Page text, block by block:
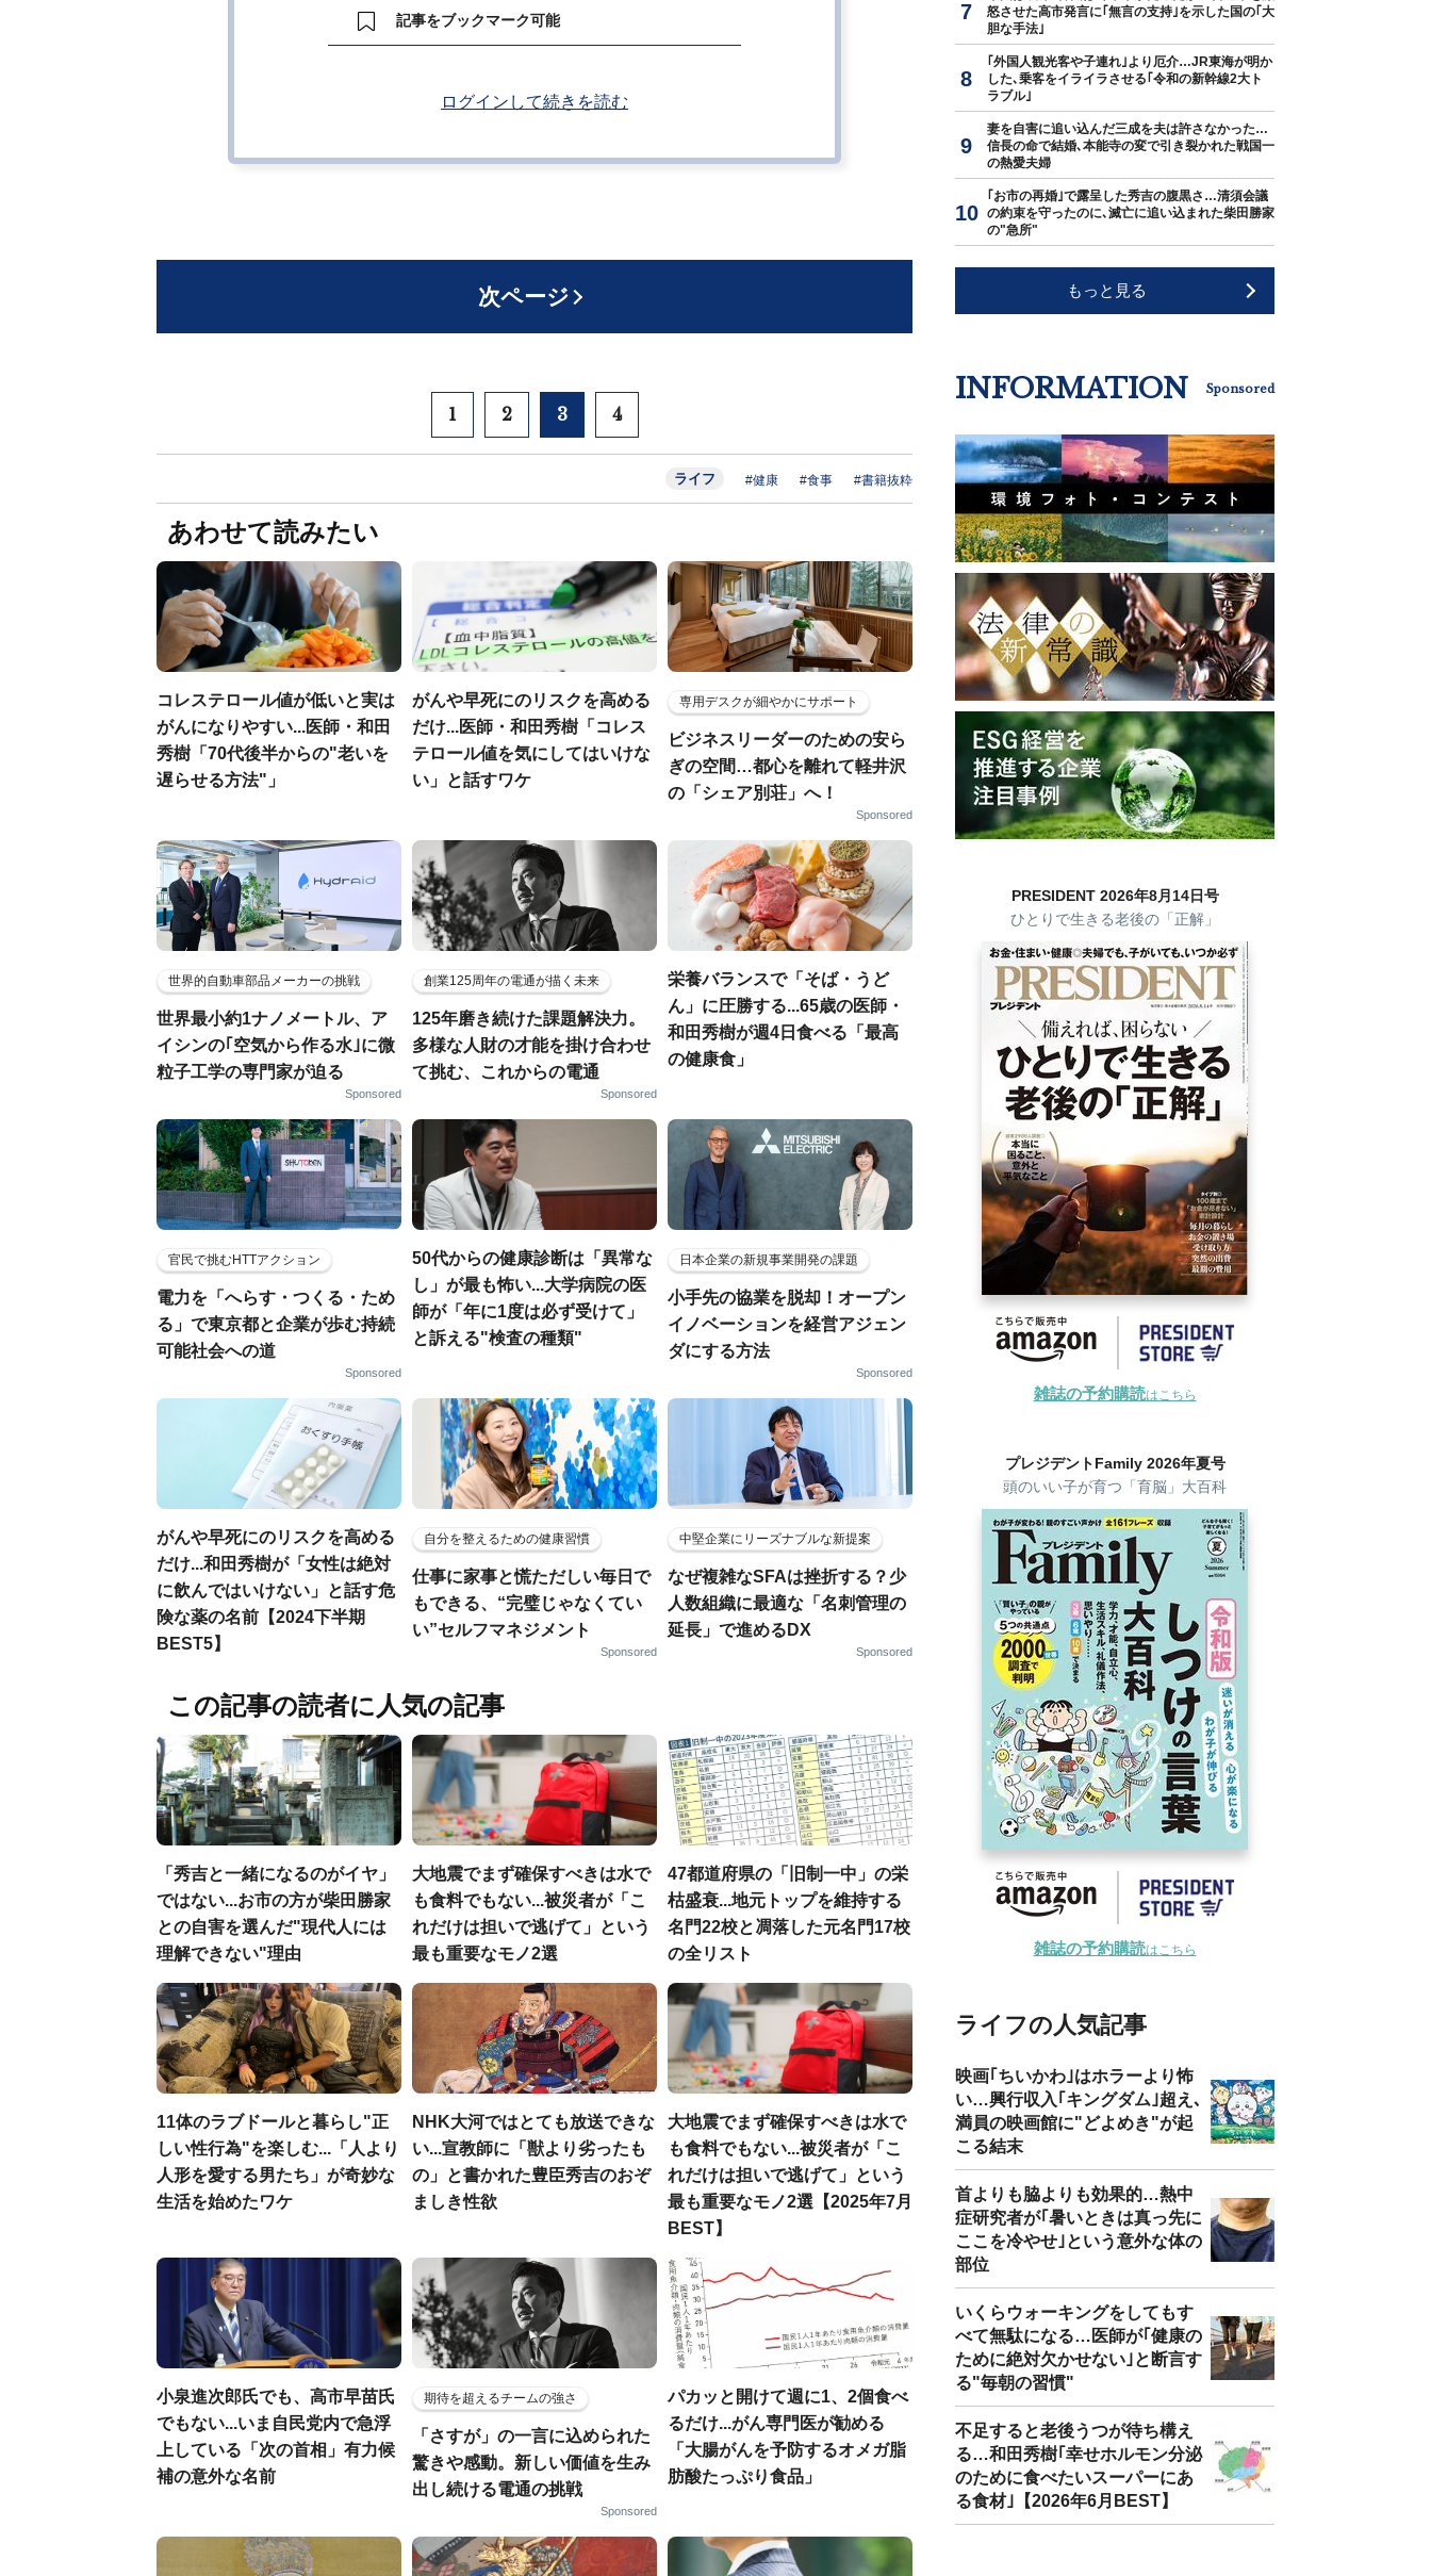
記事をブックマーク可能
ログインして続きを読む
次ページ
1 2 3 4
ライフ #健康 #食事 #書籍抜粋
あわせて読みたい
コレステロール値が低いと実は
がんになりやすい...医師・和田
秀樹「70代後半からの"老いを
遅らせる方法"」
がんや早死にのリスクを高める
だけ...医師・和田秀樹「コレス
テロール値を気にしてはいけな
い」と話すワケ
専用デスクが細やかにサポート
ビジネスリーダーのための安ら
ぎの空間…都心を離れて軽井沢
の「シェア別荘」へ！
Sponsored
世界的自動車部品メーカーの挑戦
世界最小約1ナノメートル、ア
イシンの｢空気から作る水｣に微
粒子工学の専門家が迫る
Sponsored
創業125周年の電通が描く未来
125年磨き続けた課題解決力。
多様な人財の才能を掛け合わせ
て挑む、これからの電通
Sponsored
栄養バランスで「そば・うど
ん」に圧勝する...65歳の医師・
和田秀樹が週4日食べる「最高
の健康食」
官民で挑むHTTアクション
電力を「へらす・つくる・ため
る」で東京都と企業が歩む持続
可能社会への道
Sponsored
50代からの健康診断は「異常な
し」が最も怖い...大学病院の医
師が「年に1度は必ず受けて」
と訴える"検査の種類"
日本企業の新規事業開発の課題
小手先の協業を脱却！オープン
イノベーションを経営アジェン
ダにする方法
Sponsored
がんや早死にのリスクを高める
だけ...和田秀樹が「女性は絶対
に飲んではいけない」と話す危
険な薬の名前【2024下半期
BEST5】
自分を整えるための健康習慣
仕事に家事と慌ただしい毎日で
もできる、“完璧じゃなくてい
い”セルフマネジメント
Sponsored
中堅企業にリーズナブルな新提案
なぜ複雑なSFAは挫折する？少
人数組織に最適な「名刺管理の
延長」で進めるDX
Sponsored
この記事の読者に人気の記事
「秀吉と一緒になるのがイヤ」
ではない...お市の方が柴田勝家
との自害を選んだ"現代人には
理解できない"理由
大地震でまず確保すべきは水で
も食料でもない...被災者が「こ
れだけは担いで逃げて」という
最も重要なモノ2選
47都道府県の「旧制一中」の栄
枯盛衰...地元トップを維持する
名門22校と凋落した元名門17校
の全リスト
11体のラブドールと暮らし"正
しい性行為"を楽しむ...「人より
人形を愛する男たち」が奇妙な
生活を始めたワケ
NHK大河ではとても放送できな
い...宣教師に「獣より劣ったも
の」と書かれた豊臣秀吉のおぞ
ましき性欲
大地震でまず確保すべきは水で
も食料でもない...被災者が「こ
れだけは担いで逃げて」という
最も重要なモノ2選【2025年7月
BEST】
小泉進次郎氏でも、高市早苗氏
でもない...いま自民党内で急浮
上している「次の首相」有力候
補の意外な名前
期待を超えるチームの強さ
「さすが」の一言に込められた
驚きや感動。新しい価値を生み
出し続ける電通の挑戦
Sponsored
パカッと開けて週に1、2個食べ
るだけ...がん専門医が勧める
「大腸がんを予防するオメガ脂
肪酸たっぷり食品」
怒させた高市発言に｢無言の支持｣を示した国の｢大
胆な手法｣
｢外国人観光客や子連れ｣より厄介…JR東海が明か
した､乗客をイライラさせる｢令和の新幹線2大ト
ラブル｣
妻を自害に追い込んだ三成を夫は許さなかった…
信長の命で結婚､本能寺の変で引き裂かれた戦国一
の熱愛夫婦
｢お市の再婚｣で露呈した秀吉の腹黒さ…清須会議
の約束を守ったのに､滅亡に追い込まれた柴田勝家
の"急所"
もっと見る
INFORMATION Sponsored
PRESIDENT 2026年8月14日号
ひとりで生きる老後の「正解」
雑誌の予約購読はこちら
プレジデントFamily 2026年夏号
頭のいい子が育つ「育脳」大百科
雑誌の予約購読はこちら
ライフの人気記事
映画｢ちいかわ｣はホラーより怖
い…興行収入｢キングダム｣超え､
満員の映画館に"どよめき"が起
こる結末
首よりも脇よりも効果的…熱中
症研究者が｢暑いときは真っ先に
ここを冷やせ｣という意外な体の
部位
いくらウォーキングをしてもす
べて無駄になる…医師が｢健康の
ために絶対欠かせない｣と断言す
る"毎朝の習慣"
不足すると老後うつが待ち構え
る…和田秀樹｢幸せホルモン分泌
のために食べたいスーパーにあ
る食材｣【2026年6月BEST】